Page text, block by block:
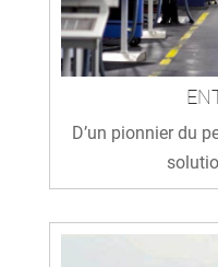
D’un pionnier du